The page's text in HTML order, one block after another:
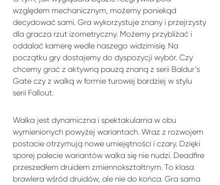
względem mechanicznym, możemy poniekąd
decydować sami. Gra wykorzystuje znany i przejrzysty
dla gracza rzut izometryczny. Możemy przybliżać i
oddalać kamerę wedle naszego widzimisię. Na
początku gry dostajemy do dyspozycji wybór. Czy
chcemy grać z aktywną pauzą znaną z serii Baldur’s
Gate czy z walką w formie turowej bardziej w stylu
serii Fallout.
Walka jest dynamiczna i spektakularna w obu
wymienionych powyżej wariantach. Wraz z rozwojem
postacie otrzymują nowe umiejętności i czary. Dzięki
sporej palecie wariantów walka się nie nudzi. Deadfire
przeszedłem druidem zmiennokształtnym. To klasa
brawlera wśród druidów, ale nie do końca. Gra sama